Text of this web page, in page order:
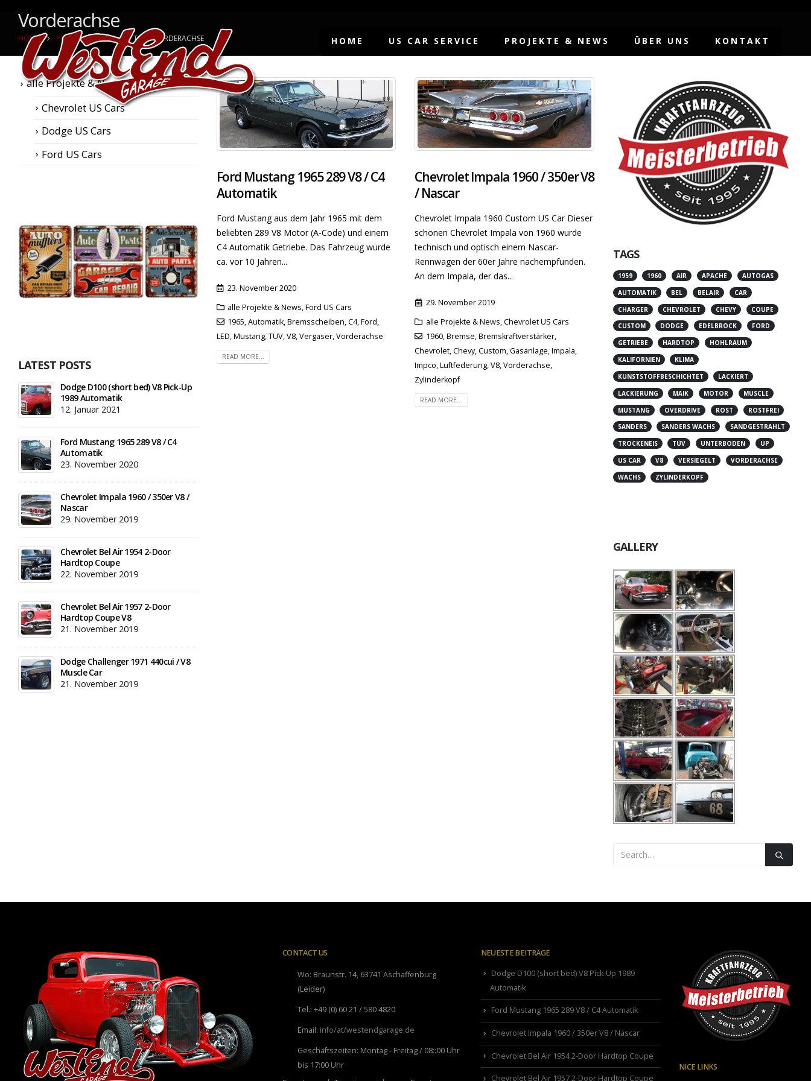
HOME US CAR SERVICE PROJEKTE & NEWS ÜBER UNS KONTAKT
Vorderachse
HOME PROJEKTE & NEWS TAG -VORDERACHSE
Ford Mustang 1965 289 V8 / C4
Automatik
Ford Mustang aus dem Jahr 1965 mit dem
beliebten 289 V8 Motor (A-Code) und einem
C4 Automatik Getriebe. Das Fahrzeug wurde
ca. vor 10 Jahren...
23. November 2020
alle Projekte & News,Ford US Cars
1965,Automatik,Bremsscheiben,C4,Ford,
LED,Mustang,TÜV,V8,Vergaser,Vorderachse
READ MORE...
Chevrolet Impala 1960 / 350er V8
/ Nascar
Chevrolet Impala 1960 Custom US Car Dieser
schönen Chevrolet Impala von 1960 wurde
technisch und optisch einem Nascar-
Rennwagen der 60er Jahre nachempfunden.
An dem Impala, der das...
29. November 2019
alle Projekte & News,Chevrolet US Cars
1960,Bremse,Bremskraftverstärker,
Chevrolet,Chevy,Custom,Gasanlage,Impala,
Impco,Luftfederung,V8,Vorderachse,
Zylinderkopf
READ MORE...
alle Projekte & News
Chevrolet US Cars
Dodge US Cars
Ford US Cars
LATEST POSTS
Dodge D100 (short bed) V8 Pick-Up
1989 Automatik
12. Januar 2021
Ford Mustang 1965 289 V8 / C4
Automatik
23. November 2020
Chevrolet Impala 1960 / 350er V8 /
Nascar
29. November 2019
Chevrolet Bel Air 1954 2-Door
Hardtop Coupe
22. November 2019
Chevrolet Bel Air 1957 2-Door
Hardtop Coupe V8
21. November 2019
Dodge Challenger 1971 440cui / V8
Muscle Car
21. November 2019
TAGS
1959 1960 AIR APACHE
AUTOGAS
AUTOMATIK
BEL BELAIR
CAR
CHARGER
CHEVROLET CHEVY
COUPE
CUSTOM
DODGE EDELBROCK
FORD
GETRIEBE
HARDTOP
HOHLRAUM
KALIFORNIEN
KLIMA
KUNSTSTOFFBESCHICHTET
LACKIERT
LACKIERUNG
MAIK MOTOR
MUSCLE
MUSTANG
OVERDRIVE ROST
ROSTFREI
SANDERS
SANDERS WACHS
SANDGESTRAHLT
TROCKENEIS
TÜV UNTERBODEN
UP
US CAR
V8 VERSIEGELT
VORDERACHSE
WACHS
ZYLINDERKOPF
GALLERY
CONTACT US
Wo: Braunstr. 14, 63741 Aschaffenburg
(Leider)
Tel.: +49 (0) 60 21 / 580 4820
Email: info/at/westendgarage.de
Geschäftszeiten: Montag - Freitag / 08::00 Uhr
bis 17:00 Uhr
NEUESTE BEITRÄGE
Dodge D100 (short bed) V8 Pick-Up 1989
Automatik
Ford Mustang 1965 289 V8 / C4 Automatik
Chevrolet Impala 1960 / 350er V8 / Nascar
Chevrolet Bel Air 1954 2-Door Hardtop Coupe
Chevrolet Bel Air 1957 2-Door Hardtop Coupe
NICE LINKS